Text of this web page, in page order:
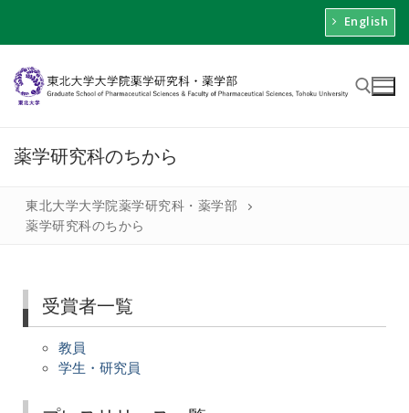
English
薬学研究科のちから
東北大学大学院薬学研究科・薬学部
薬学研究科のちから
受賞者一覧
教員
学生・研究員